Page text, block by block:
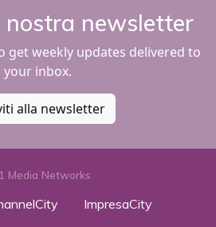
nostra newsletter
get weekly updates delivered to
your inbox.
alla newsletter
Media Networks
ImpresaCity